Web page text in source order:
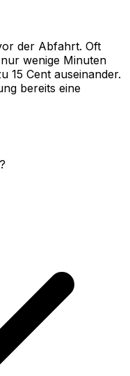
der Abfahrt. Oft
wenige Minuten
15 Cent auseinander.
bereits eine